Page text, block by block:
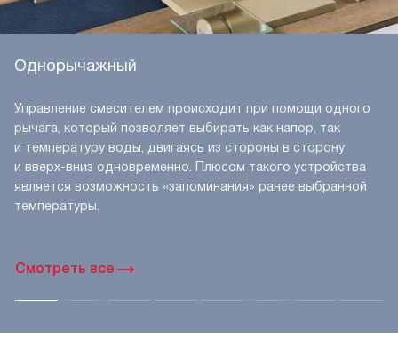
Смотреть все
Однорычажный
Управление смесителем происходит при помощи одного
рычага, который позволяет выбирать как напор, так
и температуру воды, двигаясь из стороны в сторону
и вверх-вниз одновременно. Плюсом такого устройства
является возможность «запоминания» ранее выбранной
температуры.